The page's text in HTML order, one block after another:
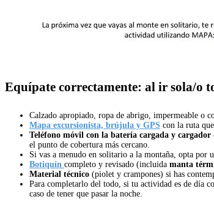
Equípate correctamente: al ir sola/o
Calzado apropiado, ropa de abrigo, impermeable o
Mapa excursionista, brújula y GPS con la ruta
Teléfono móvil con la batería cargada y cargador
el punto de cobertura más cercano.
Si vas a menudo en solitario a la montaña, opta por
Botiquín completo y revisado (incluida manta
Material técnico (piolet y crampones) si has
Para completarlo del todo, si tu actividad es de día
caso de tener que pasar la noche.